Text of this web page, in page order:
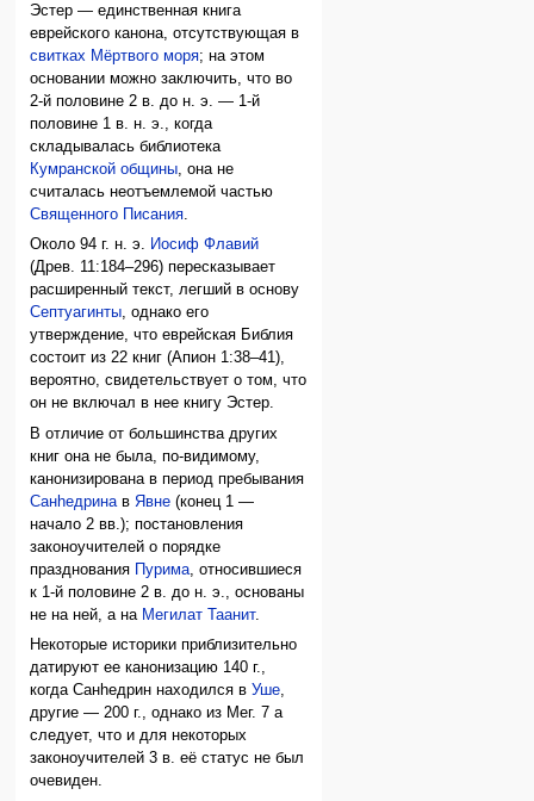
Эстер — единственная книга
еврейского канона, отсутствующая в
свитках Мёртвого моря; на этом
основании можно заключить, что во
2-й половине 2 в. до н. э. — 1-й
половине 1 в. н. э., когда
складывалась библиотека
Кумранской общины, она не
считалась неотъемлемой частью
Священного Писания.
Около 94 г. н. э. Иосиф Флавий
(Древ. 11:184–296) пересказывает
расширенный текст, легший в основу
Септуагинты, однако его
утверждение, что еврейская Библия
состоит из 22 книг (Апион 1:38–41),
вероятно, свидетельствует о том, что
он не включал в нее книгу Эстер.
В отличие от большинства других
книг она не была, по-видимому,
канонизирована в период пребывания
Санhедрина в Явне (конец 1 —
начало 2 вв.); постановления
законоучителей о порядке
празднования Пурима , относившиеся
к 1-й половине 2 в. до н. э., основаны
не на ней, а на Мегилат Таанит.
Некоторые историки приблизительно
датируют ее канонизацию 140 г.,
когда Санhедрин находился вУше,
другие — 200 г., однако из Мег. 7 а
следует, что и для некоторых
законоучителей 3 в. её статус не был
очевиден.